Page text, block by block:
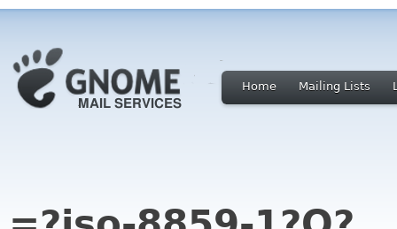
Home Mailing Lists